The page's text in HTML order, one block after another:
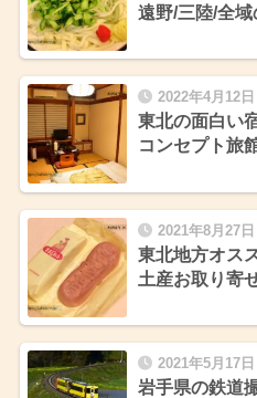
遠野/三陸/全
2022年4月12日
東北の面白い
コンセプト旅
2021年8月27日
東北地方オス
土産お取り寄
2021年5月17日
岩手県の鉄道